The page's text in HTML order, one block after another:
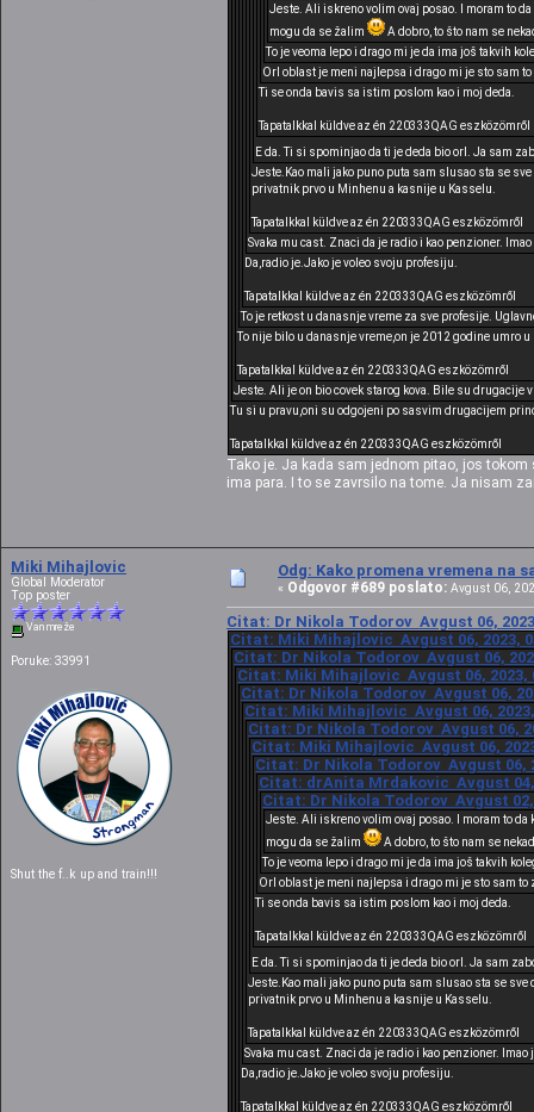
Jeste. Ali iskreno volim ovaj posao. I moram to
mogu da se žalim
A dobro, to što nam se
To je veoma lepo i drago mi je da ima još takvih
Orl oblast je meni najlepsa i drago mi je sto sam
Ti se onda bavis sa istim poslom kao i moj deda.
Tapatalkkal küldve az én 220333QAG eszközömről
E da. Ti si spominjao da ti je deda bio orl. Ja sam
Jeste.Kao mali jako puno puta sam slusao sta se
privatnik prvo u Minhenu a kasnije u Kasselu.
Tapatalkkal küldve az én 220333QAG eszközömről
Svaka mu cast. Znaci da je radio i kao penzioner.
Da,radio je.Jako je voleo svoju profesiju.
Tapatalkkal küldve az én 220333QAG eszközömről
To je retkost u danasnje vreme za sve profesije.
To nije bilo u danasnje vreme,on je 2012 godine umro
Tapatalkkal küldve az én 220333QAG eszközömről
Jeste. Ali je on bio covek starog kova. Bile su drugacije
Tu si u pravu,oni su odgojeni po sasvim drugacijem
Tapatalkkal küldve az én 220333QAG eszközömről
Tako je. Ja kada sam jednom pitao, jos
ima para. I to se zavrsilo na tome. Ja nisam
Miki Mihajlovic
Global Moderator
Top poster
Van mreže
Poruke: 33991
Shut the f..k up and train!!!
Odg: Kako promena vremena na
« Odgovor #689 poslato: Avgust 06,
Citat: Dr Nikola Todorov Avgust 06,
Citat: Miki Mihajlovic Avgust 06, 2023,
Citat: Dr Nikola Todorov Avgust 06,
Citat: Miki Mihajlovic Avgust 06, 2023,
Citat: Dr Nikola Todorov Avgust 06,
Citat: Miki Mihajlovic Avgust 06, 2023,
Citat: Dr Nikola Todorov Avgust 06,
Citat: Miki Mihajlovic Avgust 06,
Citat: Dr Nikola Todorov Avgust 06,
Citat: drAnita Mrdakovic Avgust 04,
Citat: Dr Nikola Todorov Avgust 02,
Jeste. Ali iskreno volim ovaj posao. I moram to
mogu da se žalim
A dobro, to što nam se
To je veoma lepo i drago mi je da ima još takvih
Orl oblast je meni najlepsa i drago mi je sto sam
Ti se onda bavis sa istim poslom kao i moj deda.
Tapatalkkal küldve az én 220333QAG eszközömről
E da. Ti si spominjao da ti je deda bio orl. Ja sam
Jeste.Kao mali jako puno puta sam slusao sta se
privatnik prvo u Minhenu a kasnije u Kasselu.
Tapatalkkal küldve az én 220333QAG eszközömről
Svaka mu cast. Znaci da je radio i kao penzioner.
Da,radio je.Jako je voleo svoju profesiju.
Tapatalkkal küldve az én 220333QAG eszközömről